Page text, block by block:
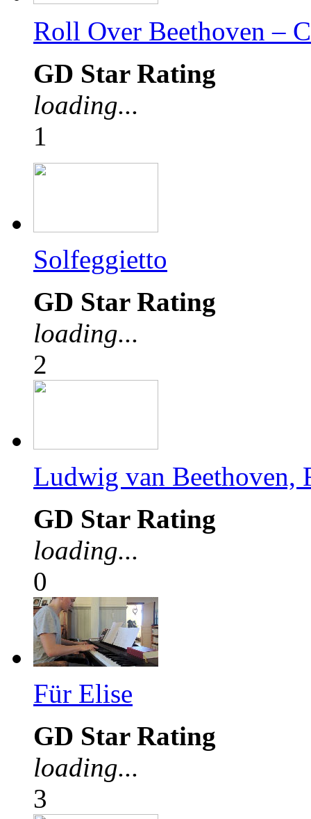
Roll Over Beethoven –
GD Star Rating
loading...
1
Solfeggietto
GD Star Rating
loading...
2
Ludwig van Beethoven,
GD Star Rating
loading...
0
Für Elise
GD Star Rating
loading...
3